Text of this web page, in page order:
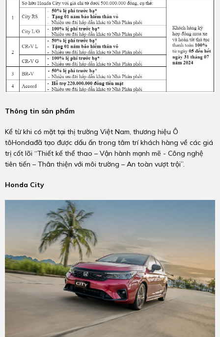
Thông tin sản phẩm
Kể từ khi có mặt tại thị trường Việt Nam, thương hiệu Ô
tôHondađã tạo được dấu ấn trong tâm trí khách hàng về các giá
trị cốt lõi “Thiết kế thể thao – Vận hành mạnh mẽ - Công nghệ
tiên tiến – Thân thiện với môi trường – An toàn vượt trội”.
Honda City